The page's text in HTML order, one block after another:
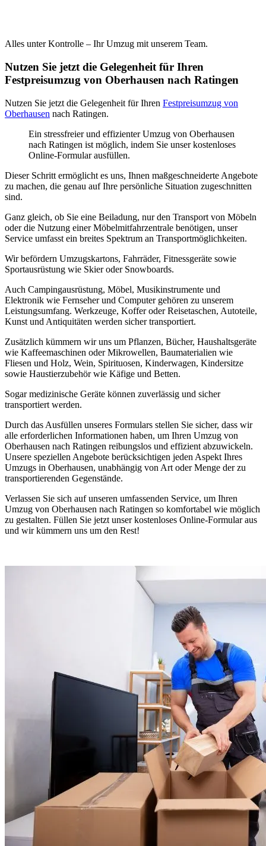
Alles unter Kontrolle – Ihr Umzug mit unserem Team.
Nutzen Sie jetzt die Gelegenheit für Ihren
Festpreisumzug von Oberhausen nach Ratingen
Nutzen Sie jetzt die Gelegenheit für Ihren Festpreisumzug von
Oberhausen nach Ratingen.
Ein stressfreier und effizienter Umzug von Oberhausen
nach Ratingen ist möglich, indem Sie unser kostenloses
Online-Formular ausfüllen.
Dieser Schritt ermöglicht es uns, Ihnen maßgeschneiderte Angebote
zu machen, die genau auf Ihre persönliche Situation zugeschnitten
sind.
Ganz gleich, ob Sie eine Beiladung, nur den Transport von Möbeln
oder die Nutzung einer Möbelmitfahrzentrale benötigen, unser
Service umfasst ein breites Spektrum an Transportmöglichkeiten.
Wir befördern Umzugskartons, Fahrräder, Fitnessgeräte sowie
Sportausrüstung wie Skier oder Snowboards.
Auch Campingausrüstung, Möbel, Musikinstrumente und
Elektronik wie Fernseher und Computer gehören zu unserem
Leistungsumfang. Werkzeuge, Koffer oder Reisetaschen, Autoteile,
Kunst und Antiquitäten werden sicher transportiert.
Zusätzlich kümmern wir uns um Pflanzen, Bücher, Haushaltsgeräte
wie Kaffeemaschinen oder Mikrowellen, Baumaterialien wie
Fliesen und Holz, Wein, Spirituosen, Kinderwagen, Kindersitze
sowie Haustierzubehör wie Käfige und Betten.
Sogar medizinische Geräte können zuverlässig und sicher
transportiert werden.
Durch das Ausfüllen unseres Formulars stellen Sie sicher, dass wir
alle erforderlichen Informationen haben, um Ihren Umzug von
Oberhausen nach Ratingen reibungslos und effizient abzuwickeln.
Unsere speziellen Angebote berücksichtigen jeden Aspekt Ihres
Umzugs in Oberhausen, unabhängig von Art oder Menge der zu
transportierenden Gegenstände.
Verlassen Sie sich auf unseren umfassenden Service, um Ihren
Umzug von Oberhausen nach Ratingen so komfortabel wie möglich
zu gestalten. Füllen Sie jetzt unser kostenloses Online-Formular aus
und wir kümmern uns um den Rest!